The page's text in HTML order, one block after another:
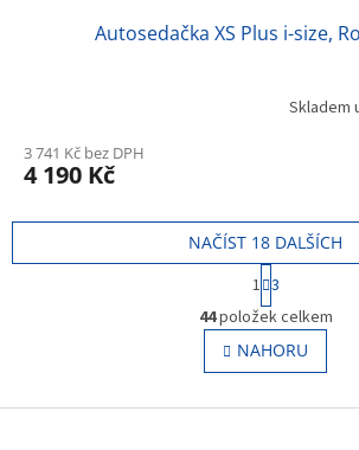
Autosedačka XS Plus i-size,
Skladem
3 741 Kč bez DPH
4 190 Kč
O
v
l
á
NAČÍST 18 DALŠÍCH
S
t
r
á
n
k
v
1 3
44položek celkem
NAHORU
Z